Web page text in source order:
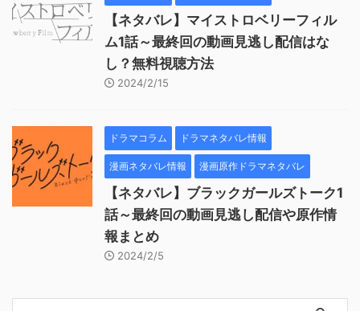
【ネタバレ】マイストロベリーフィル
ム1話～最終回の動画見逃し配信はな
し？無料視聴方法
2024/2/15
ドラマコラム ドラマネタバレ情報
漫画ネタバレ情報 漫画原作ドラマネタバレ
【ネタバレ】ブラックガールズトーク1
話～最終回の動画見逃し配信や原作情
報まとめ
2024/2/5